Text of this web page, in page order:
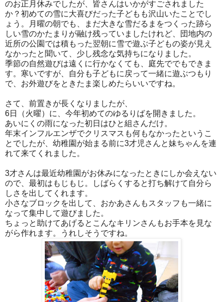
のお正月休みでしたが、皆さんはいかがすごされました
か？初めての雪に大喜びだった子どもも沢山いたことでし
ょう。月曜の朝でも、まだ大きな雪だるまをつくった跡ら
しい雪のかたまりが融け残っていましたけれど、団地内の
近所の公園では積もった翌朝に雪で遊ぶ子どもの姿が見え
なかったと聞いて、少し残念な気持ちになりました。
季節の自然遊びは遠くに行かなくても、庭先ででもできま
す。寒いですが、自分も子どもに戻って一緒に遊ぶつもり
で、お外遊びをときたま楽しめたらいいですね。
さて、前置きが長くなりましたが、
6日（火曜）に、今年初めてのゆるりばを開きました。
あいにくの雨になった初日はひと組さんだけ。
年末インフルエンザでクリスマスも何もなかったというこ
とでしたが、幼稚園が始まる前に3才児さんと妹ちゃんを連
れて来てくれました。
3才さんは最近幼稚園がお休みになったときにしか会えない
ので、最初はもじもじ。しばらくすると打ち解けて自分ら
しさを出してくれます。
小さなブロックを出して、おかあさんもスタッフも一緒に
なって集中して遊びました。
ちょっと助けてあげるとこんなキリンさんもお手本を見な
がら作れます。うれしそうですね。